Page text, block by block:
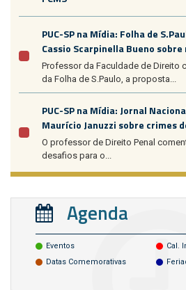
PUC-SP na Mídia: Folha de
Cassio Scarpinella Bueno sobre
Professor da Faculdade de Direito
da Folha de S.Paulo, a proposta...
PUC-SP na Mídia: Jornal
Maurício Januzzi sobre crimes
O professor de Direito Penal
desafios para o...
Agenda
Eventos
Cal.
Datas Comemorativas